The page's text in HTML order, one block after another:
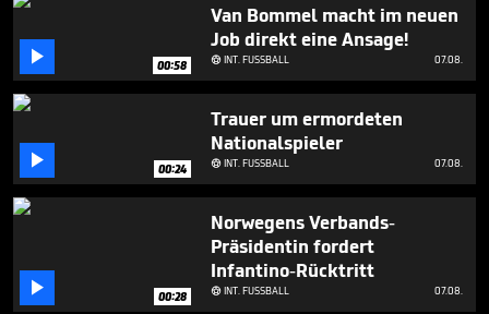
minutes,
seconds
 00:58
Van Bommel macht im neuen
Job direkt eine Ansage!
INT. FUSSBALL 07.08.
 00:24
Trauer um ermordeten
Nationalspieler
INT. FUSSBALL 07.08.
 00:28
Norwegens Verbands-
Präsidentin fordert
Infantino-Rücktritt
INT. FUSSBALL 07.08.